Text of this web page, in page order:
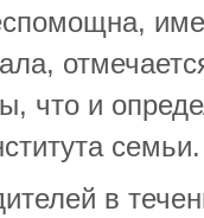
что и
семьи.
в